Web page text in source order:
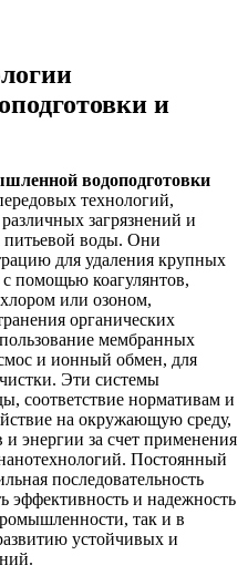
и
водоподготовки
технологий,
загрязнений и
питьевой воды. Они
для удаления крупных
помощью коагулянтов,
или озоном,
органических
мембранных
и ионный обмен, для
Эти системы
соответствие нормативам и
на окружающую среду,
энергии за счет применения
Постоянный
последовательность
эффективность и надежность
так и в
устойчивых и